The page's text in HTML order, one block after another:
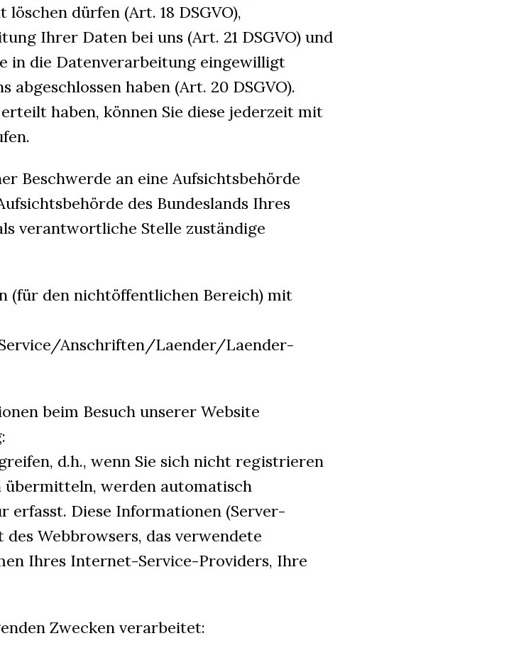
dürfen (Art. 18 DSGVO),
Ihrer Daten bei uns (Art. 21 DSGVO) und
in die Datenverarbeitung eingewilligt
haben (Art. 20 DSGVO).
haben, können Sie diese jederzeit mit
Beschwerde an eine Aufsichtsbehörde
des Bundeslands Ihres
verantwortliche Stelle zuständige
(für den nichtöffentlichen Bereich) mit
Anschriften/Laender/Laender-
beim Besuch unserer Website
d.h., wenn Sie sich nicht registrieren
werden automatisch
erfasst. Diese Informationen (Server-
Webbrowsers, das verwendete
Ihres Internet-Service-Providers, Ihre
Zwecken verarbeitet: